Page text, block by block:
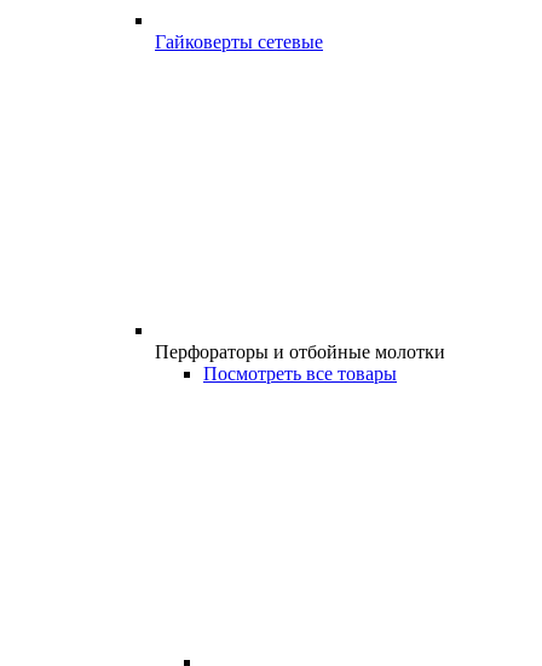
Гайковерты сетевые
Перфораторы и отбойные молотки
Посмотреть все товары